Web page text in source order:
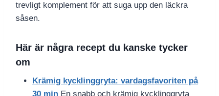
trevligt komplement för att suga upp den läckra
såsen.
Här är några recept du kanske tycker
om
Krämig kycklinggryta: vardagsfavoriten på
30 min En snabb och krämig kycklinggryta